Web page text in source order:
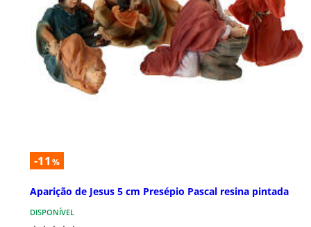
-11 %
Aparição de Jesus 5 cm Presépio Pascal resina pintada
DISPONÍVEL